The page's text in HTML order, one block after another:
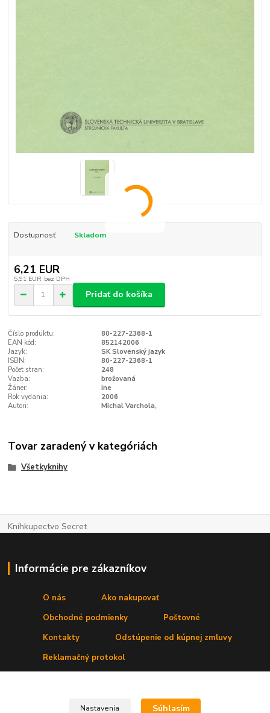
Dostupnosť Skladom
6,21 EUR
5,91 EUR bez DPH
Pridať do košíka
Číslo produktu:
80-227-2368-1
EAN kód:
852142006
Jazyk:
SK Slovenský jazyk
ISBN:
80-227-2368-1
Počet stran:
248
Vazba:
brožovaná
Žáner:
ine
Rok vydania:
2006
Autori:
Michal Varchola,
Tovar zaradený v kategóriách
Všetkyknihy
Kníhkupectvo Secret
Informácie pre zákazníkov
O nás
Ako nakupovať
Obchodné podmienky
Poštovné
Kontakty
Odstúpenie od kúpnej zmluvy
Reklamačný protokol
Kde nás nájdeteNastavenia Súhlasím